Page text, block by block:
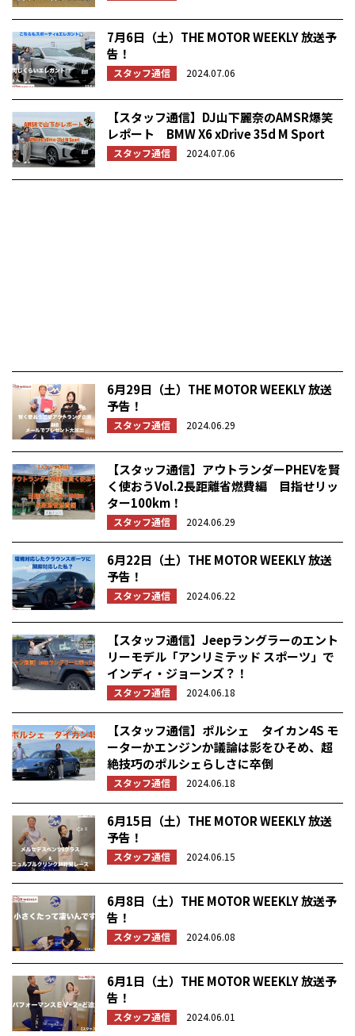
7月6日（土）THE MOTOR WEEKLY 放送予
告！
スタッフ通信 2024.07.06
【スタッフ通信】DJ山下麗奈のAMSR爆笑
レポート BMW X6 xDrive 35d M Sport
スタッフ通信 2024.07.06
6月29日（土）THE MOTOR WEEKLY 放送
予告！
スタッフ通信 2024.06.29
【スタッフ通信】アウトランダーPHEVを賢
く使おうVol.2長距離省燃費編 目指せリッ
ター100km！
スタッフ通信 2024.06.29
6月22日（土）THE MOTOR WEEKLY 放送
予告！
スタッフ通信 2024.06.22
【スタッフ通信】Jeepラングラーのエント
リーモデル「アンリミテッド スポーツ」で
インディ・ジョーンズ？！
スタッフ通信 2024.06.18
【スタッフ通信】ポルシェ タイカン4S モ
ーターかエンジンか議論は影をひそめ、超
絶技巧のポルシェらしさに卒倒
スタッフ通信 2024.06.18
6月15日（土）THE MOTOR WEEKLY 放送
予告！
スタッフ通信 2024.06.15
6月8日（土）THE MOTOR WEEKLY 放送予
告！
スタッフ通信 2024.06.08
6月1日（土）THE MOTOR WEEKLY 放送予
告！
スタッフ通信 2024.06.01